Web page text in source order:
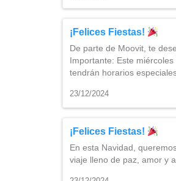
¡Felices Fiestas!
De parte de Moovit, te
Importante: Este
tendrán horarios
23/12/2024
¡Felices Fiestas!
En esta Navidad,
viaje lleno de paz, amor y